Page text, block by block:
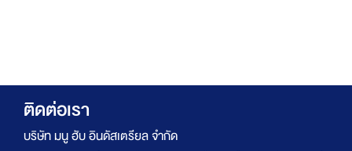
ติดต่อเรา
บริษัท มนู ฮับ อินดัสเตรียล จำกัด